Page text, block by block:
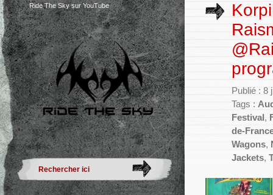
Ride The Sky sur YouTube
Publié : 8
Tags :
Festival ,
de-
Wagons,
Jackets,